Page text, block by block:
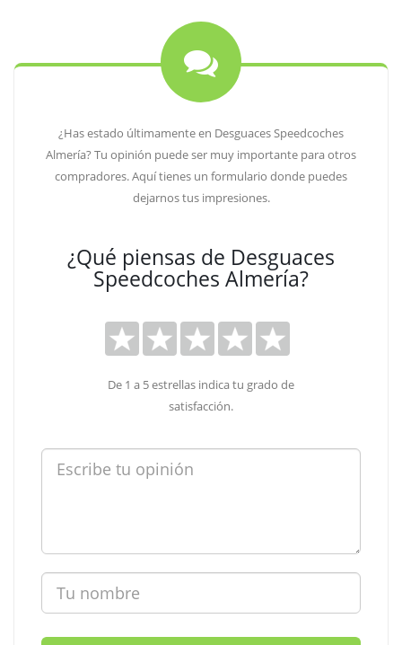
¿Has estado últimamente en Desguaces Speedcoches
Almería? Tu opinión puede ser muy importante para otros
compradores. Aquí tienes un formulario donde puedes
dejarnos tus impresiones.
¿Qué piensas de Desguaces
Speedcoches Almería?
De 1 a 5 estrellas indica tu grado de
satisfacción.